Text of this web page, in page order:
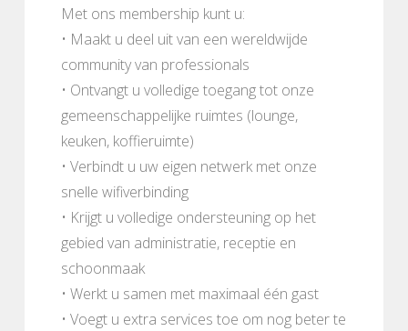
Met ons membership kunt u:
• Maakt u deel uit van een wereldwijde
community van professionals
• Ontvangt u volledige toegang tot onze
gemeenschappelijke ruimtes (lounge,
keuken, koffieruimte)
• Verbindt u uw eigen netwerk met onze
snelle wifiverbinding
• Krijgt u volledige ondersteuning op het
gebied van administratie, receptie en
schoonmaak
• Werkt u samen met maximaal één gast
• Voegt u extra services toe om nog beter te